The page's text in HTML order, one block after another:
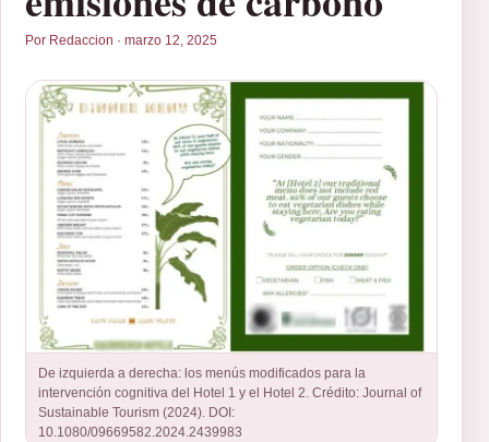
Por Redaccion · marzo 12, 2025
De izquierda a derecha: los menús modificados para la
intervención cognitiva del Hotel 1 y el Hotel 2. Crédito: Journal of
Sustainable Tourism (2024). DOI:
10.1080/09669582.2024.2439983